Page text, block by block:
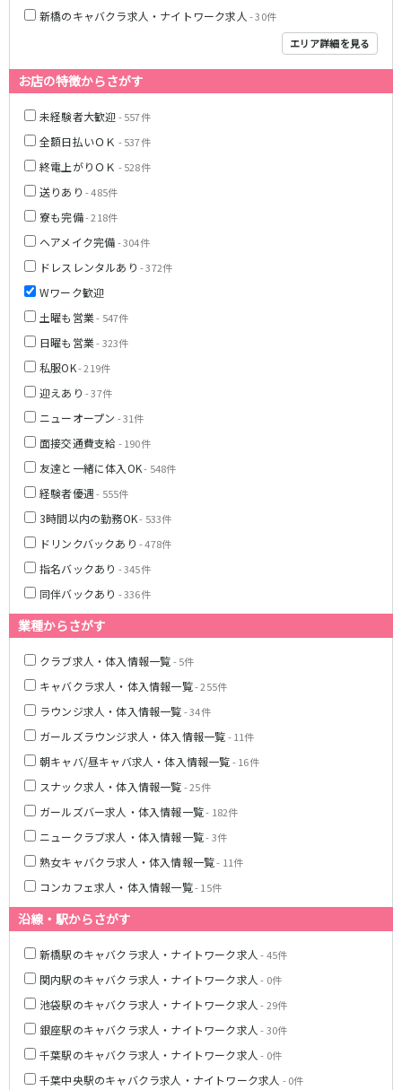
新橋のキャバクラ求人・ナイトワーク求人 - 30件
エリア詳細を見る
お店の特徴からさがす
未経験者大歓迎- 557件
全額日払いＯＫ - 537件
終電上がりＯＫ - 528件
送りあり - 485件
寮も完備- 218件
ヘアメイク完備- 304件
ドレスレンタルあり - 372件
Wワーク歓迎
土曜も営業- 547件
日曜も営業- 323件
私服OK- 219件
迎えあり - 37件
ニューオープン - 31件
面接交通費支給- 190件
友達と一緒に体入OK- 548件
経験者優遇- 555件
3時間以内の勤務OK- 533件
ドリンクバックあり - 478件
指名バックあり - 345件
同伴バックあり - 336件
業種からさがす
クラブ求人・体入情報一覧- 5件
キャバクラ求人・体入情報一覧- 255件
ラウンジ求人・体入情報一覧- 34件
ガールズラウンジ求人・体入情報一覧- 11件
朝キャバ/昼キャバ求人・体入情報一覧- 16件
スナック求人・体入情報一覧- 25件
ガールズバー求人・体入情報一覧- 182件
ニュークラブ求人・体入情報一覧- 3件
熟女キャバクラ求人・体入情報一覧- 11件
コンカフェ求人・体入情報一覧- 15件
沿線・駅からさがす
新橋駅のキャバクラ求人・ナイトワーク求人 - 45件
関内駅のキャバクラ求人・ナイトワーク求人 - 0件
池袋駅のキャバクラ求人・ナイトワーク求人 - 29件
銀座駅のキャバクラ求人・ナイトワーク求人 - 30件
千葉駅のキャバクラ求人・ナイトワーク求人 - 0件
千葉中央駅のキャバクラ求人・ナイトワーク求人 - 0件
武蔵小杉駅
浦和駅
東急多摩川線
西武国分寺線
新京成電鉄線
八柱駅
五香駅
横浜市営地下鉄ブルーライン
関内駅
桜木町駅
戸塚駅
伊勢佐木長者町駅
蒔田駅
横浜駅
日本大通り駅
みなとみらい駅
京王相模原線
橋本駅
調布駅
京王多摩センター駅
京王稲田堤駅
立川南駅
立川北駅
高幡不動駅
立川駅
小作駅
河辺駅
福生駅
東武東上線
池袋駅
川越駅
志木駅
朝霞台駅
上福岡駅
大山駅
川越市駅
成増駅